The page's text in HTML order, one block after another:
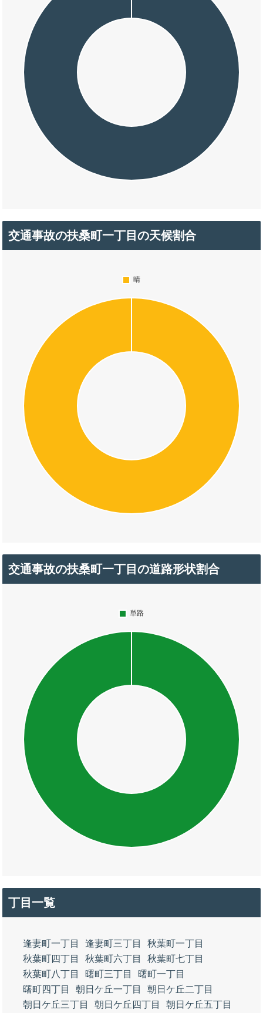
交通事故の扶桑町一丁目の天候割合
交通事故の扶桑町一丁目の道路形状割合
丁目一覧
逢妻町一丁目 逢妻町三丁目
秋葉町一丁目
秋葉町四丁目
秋葉町六丁目
秋葉町七丁目
秋葉町八丁目
曙町三丁目
曙町一丁目
曙町四丁目
朝日ケ丘一丁目
朝日ケ丘二丁目
朝日ケ丘三丁目
朝日ケ丘四丁目
朝日ケ丘五丁目